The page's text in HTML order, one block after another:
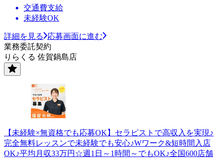
交通費支給
未経験OK
詳細を見る
応募画面に進む
業務委託契約
りらくる 佐賀鍋島店
【未経験×無資格でも応募OK】セラピストで高収入を実現♪
完全無料レッスンで未経験でも安心♪Wワーク&短時間入店
OK♪平均月収33万円☆週1日～1時間～でもOK♪全国600店舗